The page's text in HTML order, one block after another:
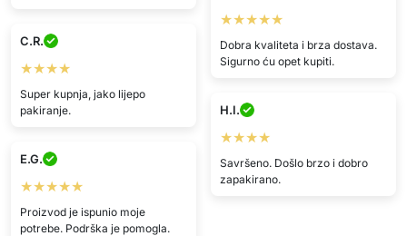
★★★★★
Dobra kvaliteta i brza dostava.
Sigurno ću opet kupiti.
C.R.
★★★★
Super kupnja, jako lijepo
pakiranje.
H.I.
★★★★
Savršeno. Došlo brzo i dobro
zapakirano.
E.G.
★★★★★
Proizvod je ispunio moje
potrebe. Podrška je pomogla.